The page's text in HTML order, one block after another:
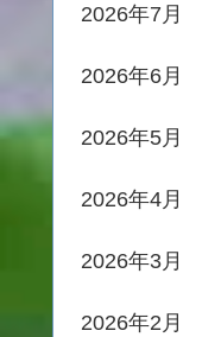
2026年7月
2026年6月
2026年5月
2026年4月
2026年3月
2026年2月